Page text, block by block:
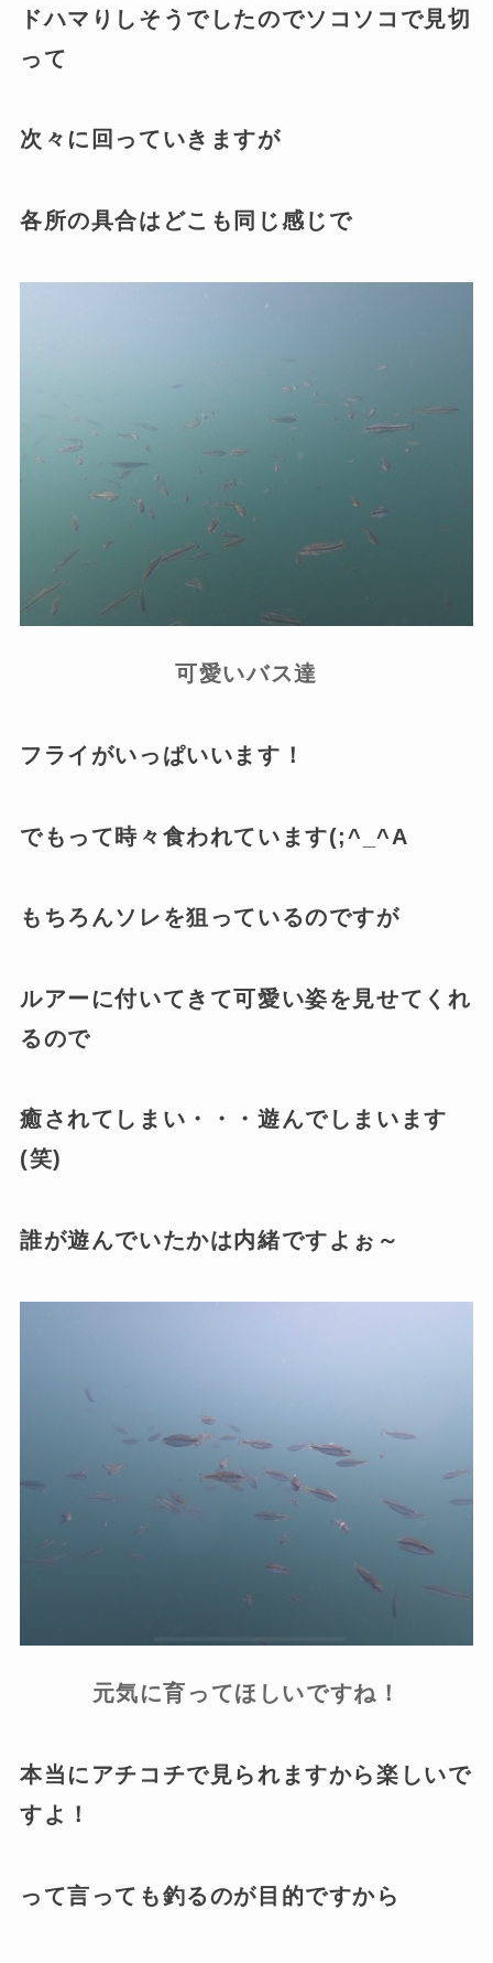
ドハマりしそうでしたのでソコソコで見切
って
次々に回っていきますが
各所の具合はどこも同じ感じで
可愛いバス達
フライがいっぱいいます！
でもって時々食われています(;^_^A
もちろんソレを狙っているのですが
ルアーに付いてきて可愛い姿を見せてくれ
るので
癒されてしまい・・・遊んでしまいます
(笑)
誰が遊んでいたかは内緒ですよぉ～
元気に育ってほしいですね！
本当にアチコチで見られますから楽しいで
すよ！
って言っても釣るのが目的ですから